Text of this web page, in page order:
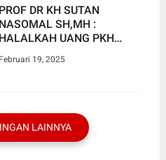
PROF DR KH SUTAN
NASOMAL SH,MH :
HALALKAH UANG PKH
HUTANG KE NEGARA LAIN
TAHUN NANTI
Februari 19, 2025
LAINNYA